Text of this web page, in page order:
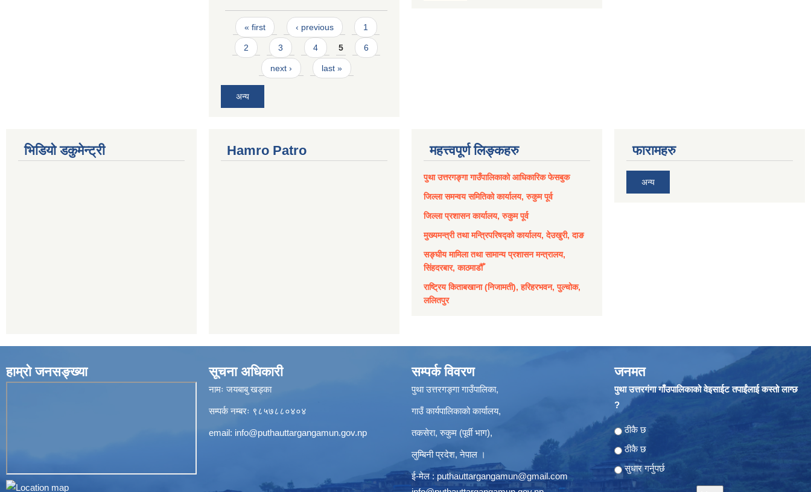
Pages
« first ‹ previous 1
2 3 4 5 6
next › last »
अन्य
भिडियो डकुमेन्ट्री Hamro Patro महत्त्वपूर्ण लिङ्कहरु
पुथा उत्तरगङ्गा गाउँपालिकाको आधिकारिक फेसबुक
जिल्ला समन्वय समितिको कार्यालय, रुकुम पूर्व
जिल्ला प्रशासन कार्यालय, रुकुम पूर्व
मुख्यमन्त्री तथा मन्त्रिपरिषद्को कार्यालय, देउखुरी, दाङ
सङ्घीय मामिला तथा सामान्य प्रशासन मन्त्रालय,
सिंहदरबार, काठमाडौँ
राष्ट्रिय किताबखाना (निजामती), हरिहरभवन, पुल्चोक,
ललितपुर
फारामहरु
अन्य
हाम्रो जनसङ्ख्या सूचना अधिकारी
नामः जयबाबु खड्का
सम्पर्क नम्बरः ९८५७८८०४०४
email: info@puthauttargangamun.gov.np
सम्पर्क विवरण
पुथा उत्तरगङ्गा गाउँपालिका,
गाउँ कार्यपालिकाको कार्यालय,
तकसेरा, रुकुम (पूर्वी भाग),
लुम्बिनी प्रदेश, नेपाल ।
ई-मेल : puthauttargangamun@gmail.com
जनमत
पुथा उत्तरगंगा गाँउपालिकाको वेइसाईट तपाईंलाई कस्तो लाग्छ
?
Choices
ठीकै छ
ठीकै छ
सुधार गर्नुपर्छ